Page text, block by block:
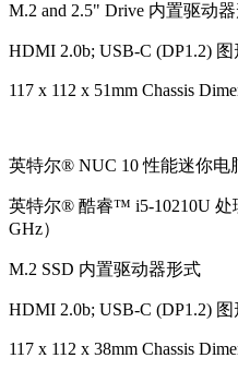
M.2 and 2.5" Drive 内置驱动
HDMI 2.0b; USB-C (DP1.2) 图
117 x 112 x 51mm Chassis
英特尔® NUC 10 性能迷你电
英特尔® 酷睿™ i5-10210U 处
GHz）
M.2 SSD 内置驱动器形式
HDMI 2.0b; USB-C (DP1.2) 图
117 x 112 x 38mm Chassis